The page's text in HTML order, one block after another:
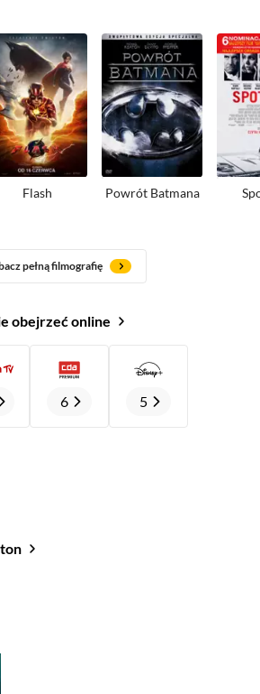
Flash Powrót Batmana
pełną filmografię
obejrzeć online
6 5